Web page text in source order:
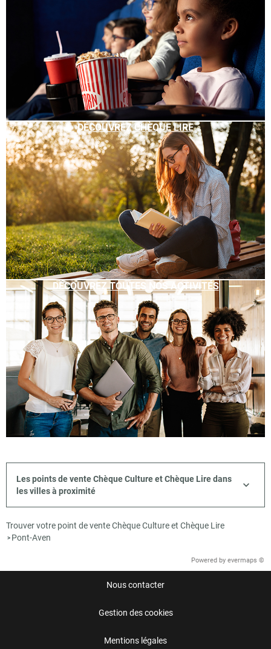
DÉCOUVREZ CHÈQUE LIRE
DÉCOUVREZ TOUTES NOS ACTIVITÉS
Les points de vente Chèque Culture et Chèque Lire dans
les villes à proximité
Trouver votre point de vente Chèque Culture et Chèque Lire
> Pont-Aven
Powered by evermaps ©
Nous contacter
Gestion des cookies
Mentions légales